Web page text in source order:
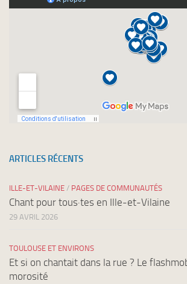
ARTICLES RÉCENTS
ILLE-ET-VILAINE / PAGES DE COMMUNAUTÉS
Chant pour tous·tes en Ille-et-Vilaine
29 AVRIL 2026
TOULOUSE ET ENVIRONS
Et si on chantait dans la rue ? Le
morosité